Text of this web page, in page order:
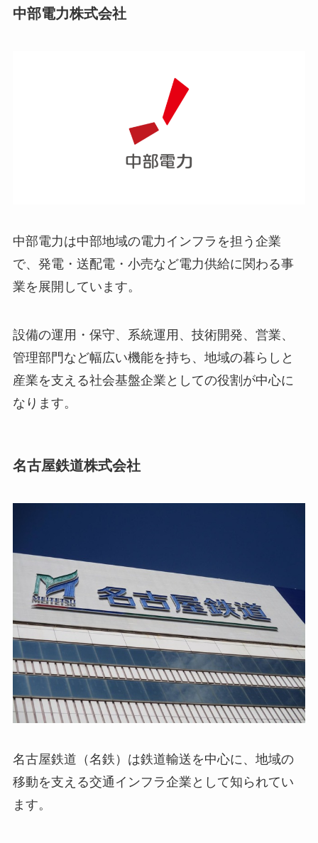
中部電力株式会社
中部電力は中部地域の電力インフラを担う企業
で、発電・送配電・小売など電力供給に関わる事
業を展開しています。
設備の運用・保守、系統運用、技術開発、営業、
管理部門など幅広い機能を持ち、地域の暮らしと
産業を支える社会基盤企業としての役割が中心に
なります。
名古屋鉄道株式会社
名古屋鉄道（名鉄）は鉄道輸送を中心に、地域の
移動を支える交通インフラ企業として知られてい
ます。